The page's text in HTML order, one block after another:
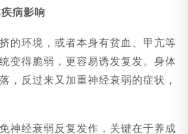
病影响
环境，或者本身有贫血、甲亢等
变得脆弱，更容易诱发复发。身体
，反过来又加重神经衰弱的症状，
经衰弱反复发作，关键在于养成